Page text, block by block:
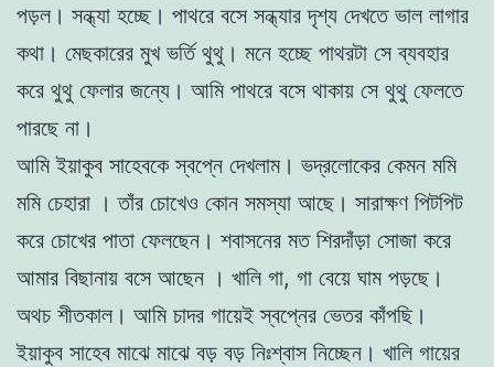
পড়ল। সন্ধ্যা হচ্ছে। পাথরে বসে সন্ধ্যার দৃশ্য দেখতে ভাল লাগার
কথা। মেছকারের মুখ ভর্তি থুথু। মনে হচ্ছে পাথরটা সে ব্যবহার
করে থুথু ফেলার জন্যে। আমি পাথরে বসে থাকায় সে থুথু ফেলতে
পারছে না।
আমি ইয়াকুব সাহেবকে স্বপ্নে দেখলাম। ভদ্রলােকের কেমন মমি
মমি চেহারা । তাঁর চোখেও কোন সমস্যা আছে। সারাক্ষণ পিটপিট
করে চোখের পাতা ফেলছেন। শবাসনের মত শিরদাঁড়া সােজা করে
আমার বিছানায় বসে আছেন । খালি গা, গা বেয়ে ঘাম পড়ছে।
অথচ শীতকাল। আমি চাদর গায়েই স্বপ্নের ভেতর কাঁপছি।
ইয়াকুব সাহেব মাঝে মাঝে বড় বড় নিঃশ্বাস নিচ্ছেন। খালি গায়ের